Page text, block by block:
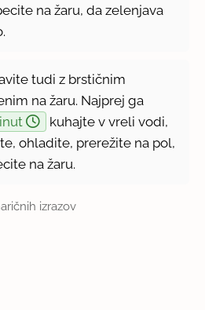
na žaru, da zelenjava
tudi z brstičnim
na žaru. Najprej ga
kuhajte v vreli vodi,
ohladite, prerežite na pol,
na žaru.
izrazov